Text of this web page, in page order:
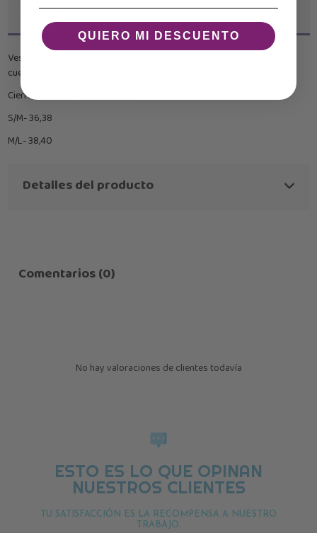
Descripción
Vestido elástico con falda efecto cruzado con abertura delantera y
cuerpo asimétrico con dobletira, una de ellas caída.
Cierra con cremallera trasera.
S/M- 36,38
M/L- 38,40
Detalles del producto
Comentarios (0)
No hay valoraciones de clientes todavía
ESTO ES LO QUE OPINAN
NUESTROS CLIENTES
TU SATISFACCIÓN ES LA RECOMPENSA A NUESTRO
TRABAJO.
QUIERO MI DESCUENTO